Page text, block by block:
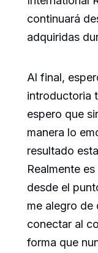
continuará
adquiridas
Al final,
introductoria
espero que
manera lo
resultado
Realmente
desde el
me alegro de
conectar al
forma que